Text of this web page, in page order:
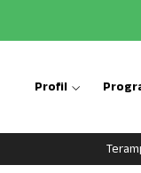
Profil